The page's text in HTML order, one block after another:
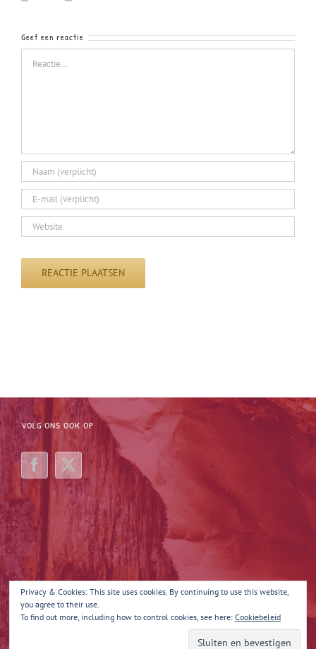
Geef een reactie
VOLG ONS OOK OP
Privacy & Cookies: This site uses cookies. By continuing to use this website,
you agree to their use.
To find out more, including how to control cookies, see here: Cookiebeleid